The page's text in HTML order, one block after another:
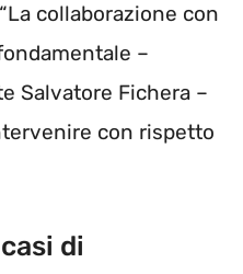
collaborazione con
–
Salvatore Fichera –
con rispetto
di